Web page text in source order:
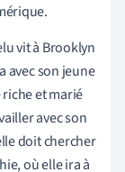
vit à Brooklyn
avec son jeune
et marié
avec son
doit chercher
où elle ira à